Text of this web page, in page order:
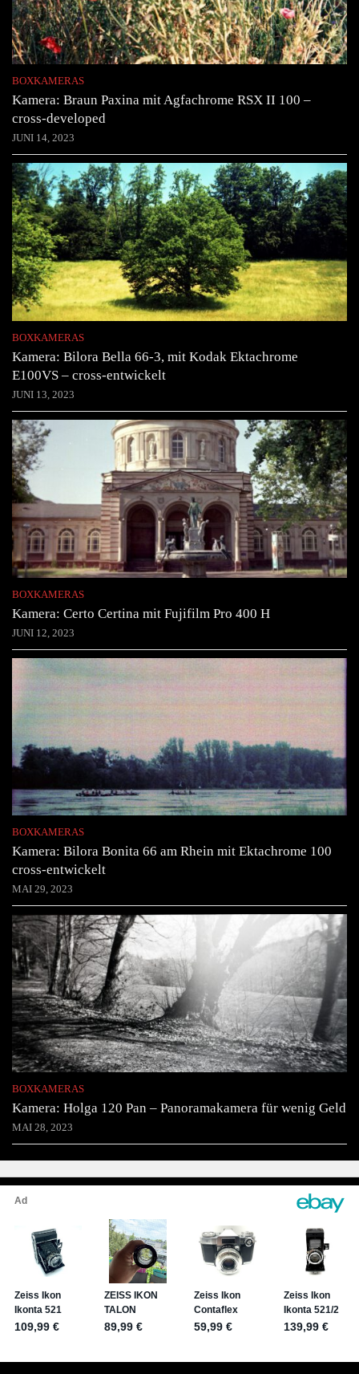
BOXKAMERAS
Kamera: Braun Paxina mit Agfachrome RSX II 100 –
cross-developed
JUNI 14, 2023
BOXKAMERAS
Kamera: Bilora Bella 66-3, mit Kodak Ektachrome
E100VS – cross-entwickelt
JUNI 13, 2023
BOXKAMERAS
Kamera: Certo Certina mit Fujifilm Pro 400 H
JUNI 12, 2023
BOXKAMERAS
Kamera: Bilora Bonita 66 am Rhein mit Ektachrome 100
cross-entwickelt
MAI 29, 2023
BOXKAMERAS
Kamera: Holga 120 Pan – Panoramakamera für wenig Geld
MAI 28, 2023